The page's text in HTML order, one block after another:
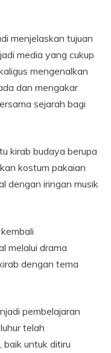
menjelaskan tujuan
media yang cukup
mengenalkan
dan mengakar
sejarah bagi
kirab budaya berupa
kostum pakaian
dengan iringan musik
melalui drama
dengan tema
pembelajaran
telah
untuk ditiru